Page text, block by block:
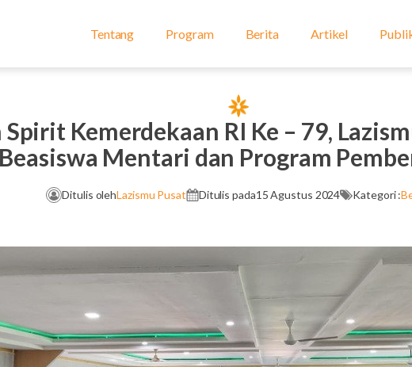
Tentang Program Berita Artikel
Kemerdekaan RI Ke – 79,
Mentari dan Program
Ditulis olehLazismu Pusat Ditulis pada15 Agustus 2024 Kategori :